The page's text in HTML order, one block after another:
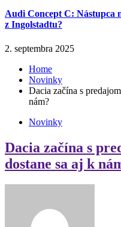
Audi Concept C: Nástupca
z Ingolstadtu?
2. septembra 2025
Home
Novinky
Dacia začína s
nám?
Novinky
Dacia začína s
dostane sa aj k